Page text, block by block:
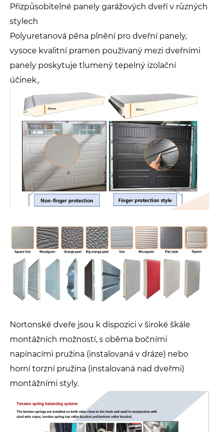
Přizpůsobitelné panely garážových dveří v různých
stylech
Polyuretanová pěna plnění pro dveřní panely,
vysoce kvalitní pramen používaný mezi dveřními
panely poskytuje tlumený tepelný izolační
účinek。
Nortonské dveře jsou k dispozici v široké škále
montážních možností, s oběma bočními
napínacími pružina (instalovaná v dráze) nebo
horní torzní pružina (instalovaná nad dveřmi)
montážními styly.